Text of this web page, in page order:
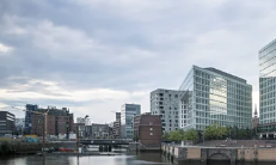
berlin
nord
wahrheit